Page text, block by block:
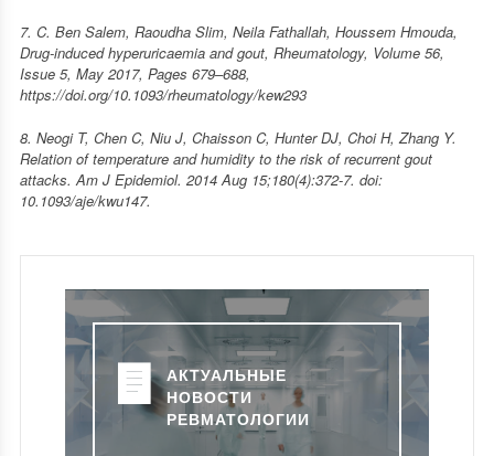
7. C. Ben Salem, Raoudha Slim, Neila Fathallah, Houssem Hmouda,
Drug-induced hyperuricaemia and gout, Rheumatology, Volume 56,
Issue 5, May 2017, Pages 679–688,
https://doi.org/10.1093/rheumatology/kew293
8. Neogi T, Chen C, Niu J, Chaisson C, Hunter DJ, Choi H, Zhang Y.
Relation of temperature and humidity to the risk of recurrent gout
attacks. Am J Epidemiol. 2014 Aug 15;180(4):372-7. doi:
10.1093/aje/kwu147.
АКТУАЛЬНЫЕ
НОВОСТИ
РЕВМАТОЛОГИИ